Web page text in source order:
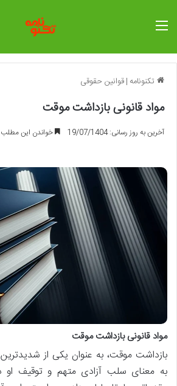
تکنونامه |قوانین حقوقی
مواد قانونی بازداشت موقت
آخرین به روز رسانی: 19/07/1404 خواندن این مطلب 20 دقیقه زمان میبرد
مواد قانونی بازداشت موقت
بازداشت موقت، به عنوان یکی از شدیدترین
به معنای سلب آزادی متهم و توقیف او